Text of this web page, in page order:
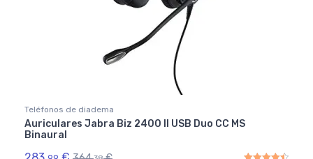
Teléfonos de diadema
Auriculares Jabra Biz 2400 II USB Duo CC MS
Binaural